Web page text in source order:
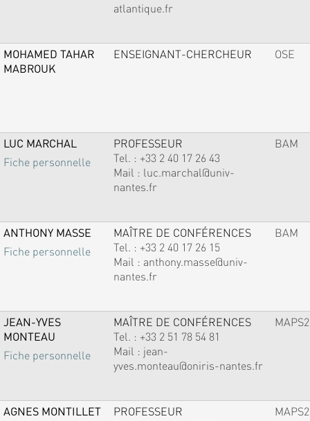
atlantique.fr
MOHAMED TAHAR
MABROUK
ENSEIGNANT-CHERCHEUR OSE
LUC MARCHAL
Fiche personnelle
PROFESSEUR
Tel. : +33 2 40 17 26 43
Mail : luc.marchal@univ-
nantes.fr
BAM
ANTHONY MASSE
Fiche personnelle
MAÎTRE DE CONFÉRENCES
Tel. : +33 2 40 17 26 15
Mail : anthony.masse@univ-
nantes.fr
BAM
JEAN-YVES
MONTEAU
Fiche personnelle
MAÎTRE DE CONFÉRENCES
Tel. : +33 2 51 78 54 81
Mail : jean-
yves.monteau@oniris-nantes.fr
MAPS2
AGNES MONTILLET
PROFESSEUR
MAPS2